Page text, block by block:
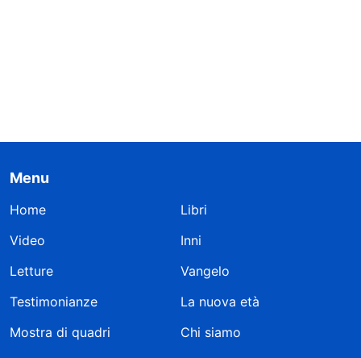
Menu
Home
Libri
Video
Inni
Letture
Vangelo
Testimonianze
La nuova età
Mostra di quadri
Chi siamo